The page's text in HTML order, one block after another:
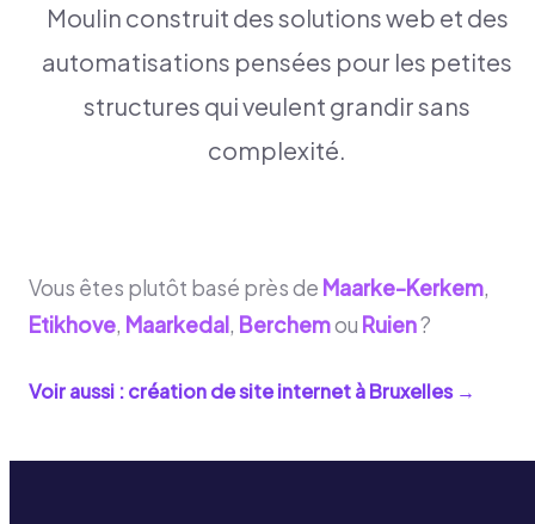
Moulin construit des solutions web et des
automatisations pensées pour les petites
structures qui veulent grandir sans
complexité.
Vous êtes plutôt basé près de Maarke-Kerkem,
Etikhove, Maarkedal, Berchemou Ruien?
Voir aussi : création de site internet àBruxelles→